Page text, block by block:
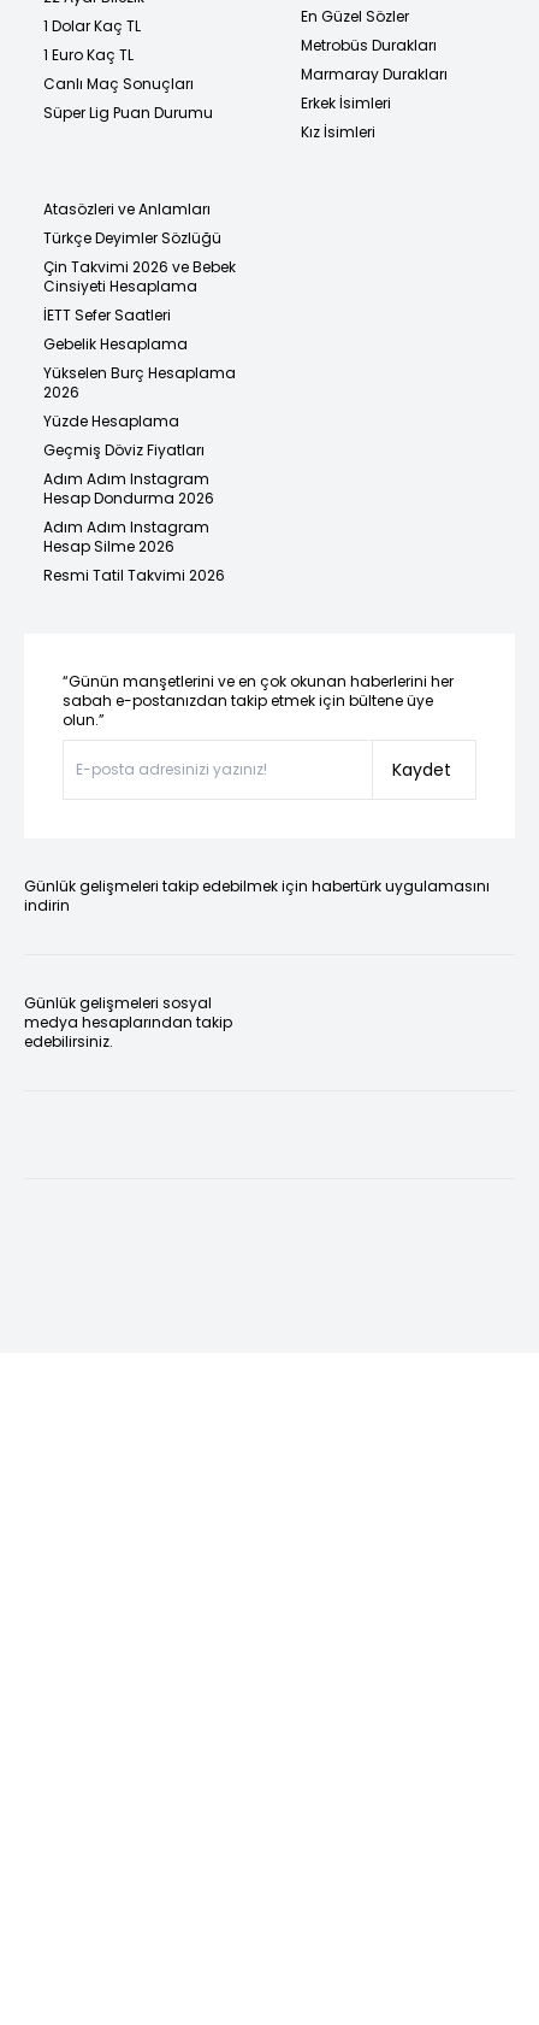
1 Dolar Kaç TL
1 Euro Kaç TL
Canlı Maç Sonuçları
Süper Lig Puan Durumu
En Güzel Sözler
Metrobüs Durakları
Marmaray Durakları
Erkek İsimleri
Kız İsimleri
Atasözleri ve Anlamları
Türkçe Deyimler Sözlüğü
Çin Takvimi 2026 ve Bebek
Cinsiyeti Hesaplama
İETT Sefer Saatleri
Gebelik Hesaplama
Yükselen Burç Hesaplama
2026
Yüzde Hesaplama
Geçmiş Döviz Fiyatları
Adım Adım Instagram
Hesap Dondurma 2026
Adım Adım Instagram
Hesap Silme 2026
Resmi Tatil Takvimi 2026
“Günün manşetlerini ve en çok okunan haberlerini her
sabah e-postanızdan takip etmek için bültene üye
olun.”
Kaydet
Günlük gelişmeleri takip edebilmek için habertürk uygulamasını
indirin
Günlük gelişmeleri sosyal
medya hesaplarından takip
edebilirsiniz.